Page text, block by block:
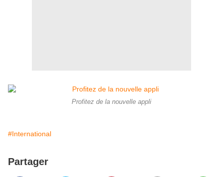
Profitez de la nouvelle appli
#International
Partager